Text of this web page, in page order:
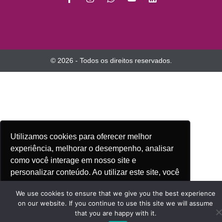
Utilizamos cookies para oferecer melhor
experiência, melhorar o desempenho, analisar
como você interage em nosso site e
personalizar conteúdo. Ao utilizar este site, você
Ok, entendi!
© 2026 - Todos os direitos reservados.
We use cookies to ensure that we give you the best experience
on our website. If you continue to use this site we will assume
that you are happy with it.